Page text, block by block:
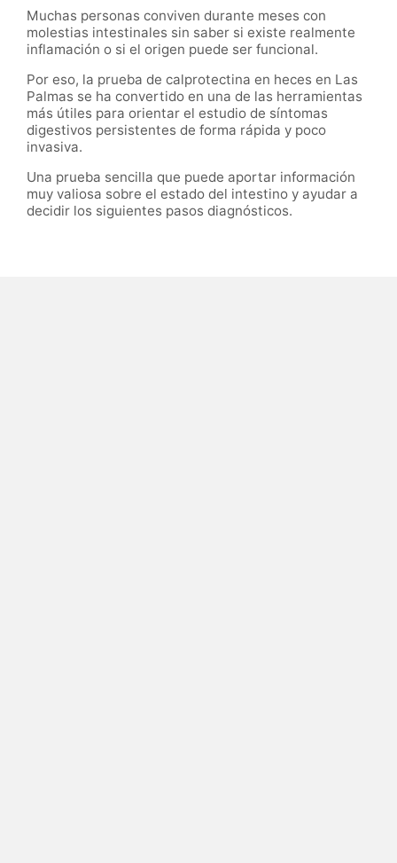
Muchas personas conviven durante meses con
molestias intestinales sin saber si existe realmente
inflamación o si el origen puede ser funcional.
Por eso, la prueba de calprotectina en heces en Las
Palmas se ha convertido en una de las herramientas
más útiles para orientar el estudio de síntomas
digestivos persistentes de forma rápida y poco
invasiva.
Una prueba sencilla que puede aportar información
muy valiosa sobre el estado del intestino y ayudar a
decidir los siguientes pasos diagnósticos.